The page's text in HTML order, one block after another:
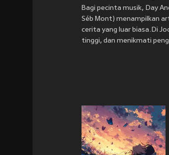
Bagi pecinta musik, Day
Séb Mont) menampilkan
cerita yang luar biasa.Di
tinggi, dan menikmati